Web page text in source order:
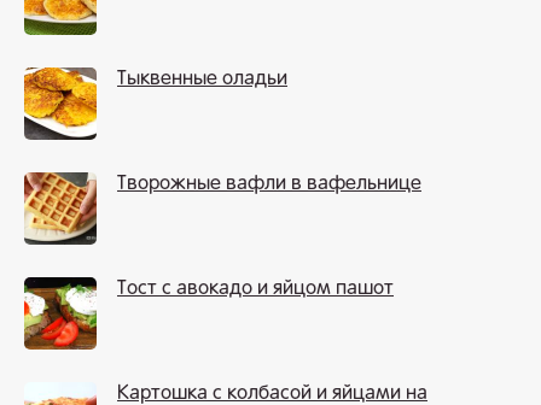
Тыквенные оладьи
Творожные вафли в вафельнице
Тост с авокадо и яйцом пашот
Картошка с колбасой и яйцами на